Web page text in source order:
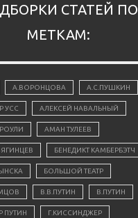
СТАТЕЙ ПО
МЕТКАМ:
А.ВОРОНЦОВА А.С.ПУШКИН
УСС АЛЕКСЕЙ НАВАЛЬНЫЙ
АМАН ТУЛЕЕВ
БЕНЕДИКТ КАМБЕРБЭТЧ
БОЛЬШОЙ ТЕАТР
В.В.ПУТИН В.ПУТИН
ПУТИН Г.КИССИНДЖЕР